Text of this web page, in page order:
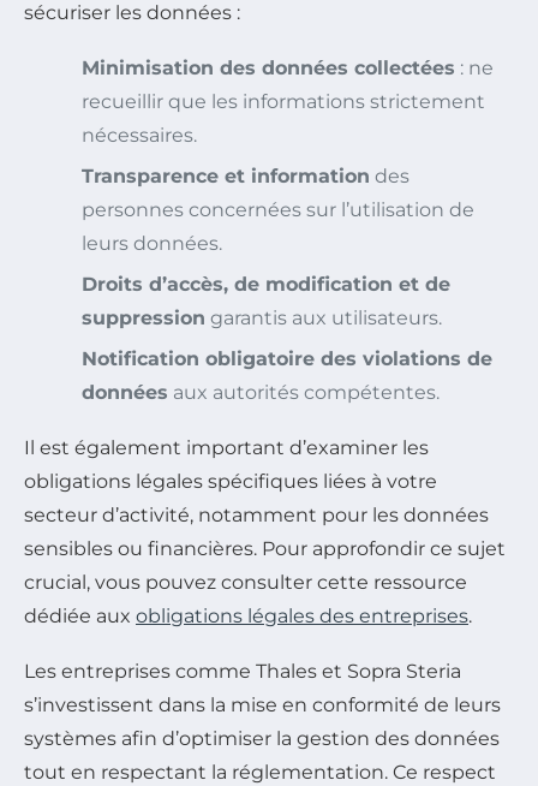
sécuriser les données :
Minimisation des données collectées : ne
recueillir que les informations strictement
nécessaires.
Transparence et information des
personnes concernées sur l’utilisation de
leurs données.
Droits d’accès, de modification et de
suppression garantis aux utilisateurs.
Notification obligatoire des violations de
données aux autorités compétentes.
Il est également important d’examiner les
obligations légales spécifiques liées à votre
secteur d’activité, notamment pour les données
sensibles ou financières. Pour approfondir ce sujet
crucial, vous pouvez consulter cette ressource
dédiée aux obligations légales des entreprises.
Les entreprises comme Thales et Sopra Steria
s’investissent dans la mise en conformité de leurs
systèmes afin d’optimiser la gestion des données
tout en respectant la réglementation. Ce respect